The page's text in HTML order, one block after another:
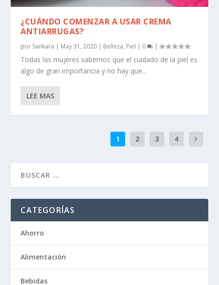
¿CUÁNDO COMENZAR A USAR CREMA
ANTIARRUGAS?
por Sankara | May 31, 2020 | Belleza, Piel | 0 |
Todas las mujeres sabemos que el cuidado de la piel es
algo de gran importancia y no hay que...
LEE MAS
1 2 3 4
CATEGORÍAS
Ahorro
Alimentación
Bebidas